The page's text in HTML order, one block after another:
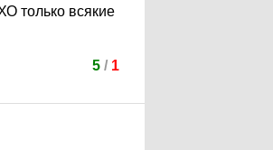
только всякие
5/ 1